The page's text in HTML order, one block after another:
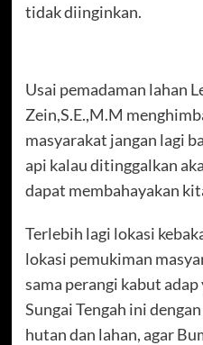
tidak diinginkan.
Usai pemadaman lahan
Zein,S.E.,M.M
masyarakat jangan lagi
api kalau ditinggalkan
dapat membahayakan
Terlebih lagi lokasi
lokasi pemukiman
sama perangi kabut
Sungai Tengah ini
hutan dan lahan, agar